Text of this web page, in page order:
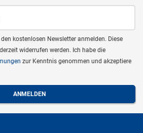
kostenlosen Newsletter anmelden. Diese
widerrufen werden. Ich habe die
zur Kenntnis genommen und akzeptiere